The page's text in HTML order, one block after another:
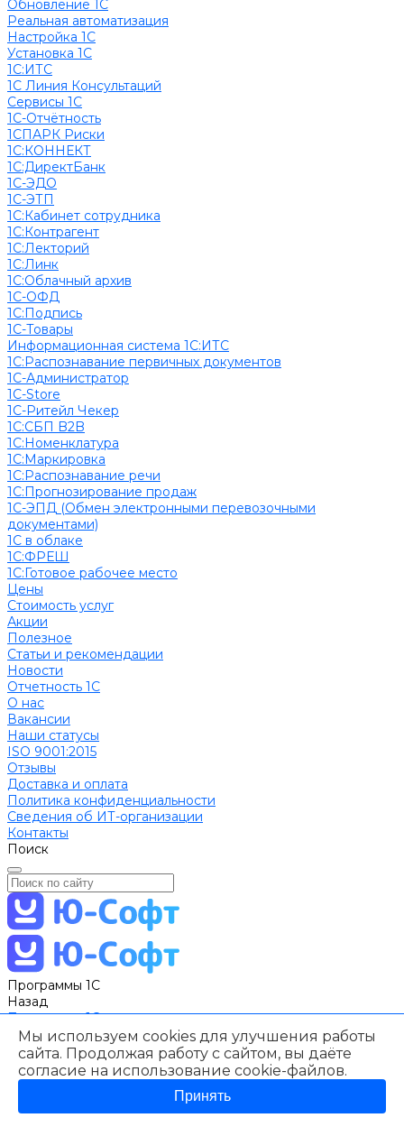
Обновление 1С
Реальная автоматизация
Настройка 1С
Установка 1С
1С:ИТС
1С Линия Консультаций
Сервисы 1С
1С-Отчётность
1СПАРК Риски
1С:КОННЕКТ
1С:ДиректБанк
1С-ЭДО
1С-ЭТП
1С:Кабинет сотрудника
1С:Контрагент
1С:Лекторий
1С:Линк
1С:Облачный архив
1С-ОФД
1С:Подпись
1С-Товары
Информационная система 1С:ИТС
1С:Распознавание первичных документов
1С-Администратор
1С-Store
1С-Ритейл Чекер
1С:СБП B2B
1С:Номенклатура
1С:Маркировка
1С:Распознавание речи
1С:Прогнозирование продаж
1С-ЭПД (Обмен электронными перевозочными
документами)
1С в облаке
1С:ФРЕШ
1C:Готовое рабочее место
Цены
Стоимость услуг
Акции
Полезное
Cтатьи и рекомендации
Новости
Отчетность 1С
О нас
Вакансии
Наши статусы
ISO 9001:2015
Отзывы
Доставка и оплата
Политика конфиденциальности
Сведения об ИТ-организации
Контакты
Поиск
Программы 1С
Назад
Программы 1С
1C: Бухгалтерия
1С: Зарплата и управление персоналом
1С Управление торговлей
1С Комплексная автоматизация
1С:ERP Управление предприятием
1С:Розница
Мы используем cookies для улучшения работы
сайта. Продолжая работу с сайтом, вы даёте
согласие на использование cookie-файлов.
Принять